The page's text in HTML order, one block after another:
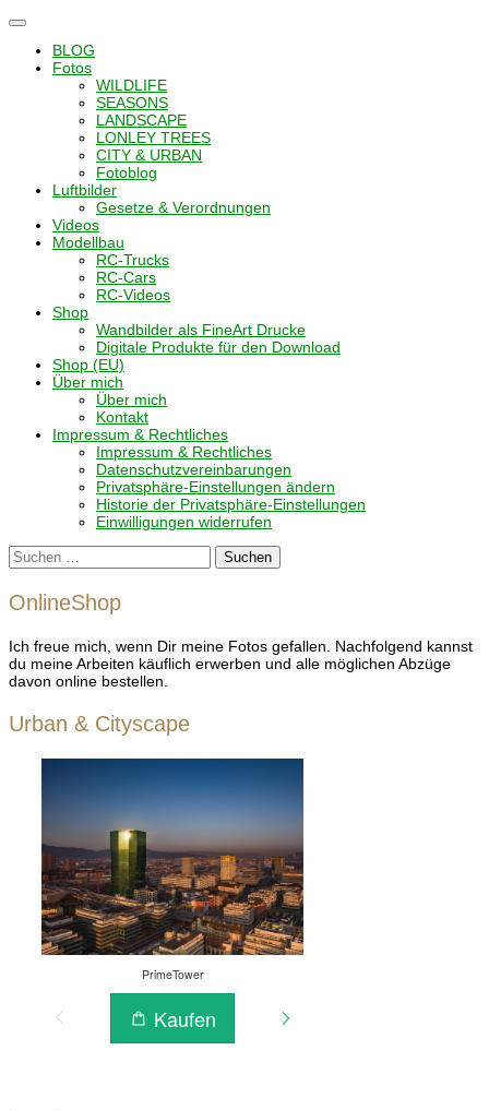
Navigation
umschalten
BLOG
Fotos
WILDLIFE
SEASONS
LANDSCAPE
LONLEY TREES
CITY & URBAN
Fotoblog
Luftbilder
Gesetze & Verordnungen
Videos
Modellbau
RC-Trucks
RC-Cars
RC-Videos
Shop
Wandbilder als FineArt Drucke
Digitale Produkte für den Download
Shop (EU)
Über mich
Über mich
Kontakt
Impressum & Rechtliches
Impressum & Rechtliches
Datenschutzvereinbarungen
Privatsphäre-Einstellungen ändern
Historie der Privatsphäre-Einstellungen
Einwilligungen widerrufen
Suchen
nach:
OnlineShop
Ich freue mich, wenn Dir meine Fotos gefallen. Nachfolgend kannst
du meine Arbeiten käuflich erwerben und alle möglichen Abzüge
davon online bestellen.
Urban & Cityscape